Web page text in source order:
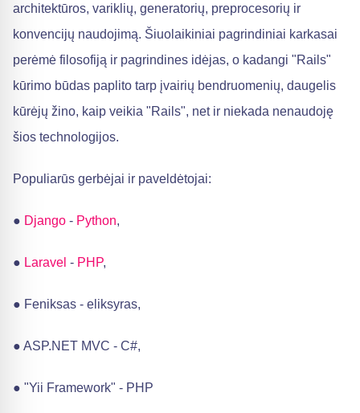
architektūros, variklių, generatorių, preprocesorių ir
konvencijų naudojimą. Šiuolaikiniai pagrindiniai karkasai
perėmė filosofiją ir pagrindines idėjas, o kadangi "Rails"
kūrimo būdas paplito tarp įvairių bendruomenių, daugelis
kūrėjų žino, kaip veikia "Rails", net ir niekada nenaudoję
šios technologijos.
Populiarūs gerbėjai ir paveldėtojai:
● Django - Python,
● Laravel - PHP,
● Feniksas - eliksyras,
● ASP.NET MVC - C#,
● "Yii Framework" - PHP